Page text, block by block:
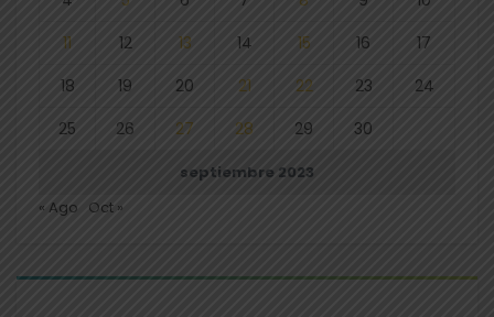
septiembre 2023
11
12 13 14 15 16
17
18
19 20 21 22 23
24
25
26 27 28 29 30
« Ago Oct »